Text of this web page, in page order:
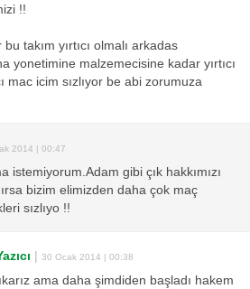
!!
takım yırtıcı olmalı arkadas
yonetimine malzemecisine kadar yırtıcı
mac icim sızlıyor be abi zorumuza
2014 | 00:47
istemiyorum.Adam gibi çık hakkımızı
bizim elimizden daha çok maç
sızlıyo !!
| 30 Ocak 2014 | 00:38
ama daha şimdiden başladı hakem